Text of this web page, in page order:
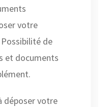
votre
de
et documents
déposer votre